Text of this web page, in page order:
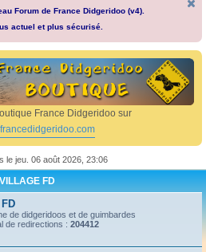
e
r
Forum de France Didgeridoo (v4).
actuel et plus sécurisé.
France Didgeridoo sur
le jeu. 06 août 2026, 23:06
VILLAGE FD
de didgeridoos et de guimbardes
de redirections : 204412